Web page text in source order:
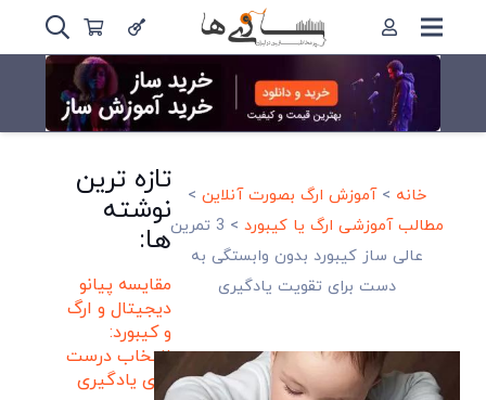
خانه >آموزش ارگ بصورت آنلاین >
مطالب آموزشی ارگ یا کیبورد >
3 تمرین
عالی ساز کیبورد بدون وابستگی به
دست برای تقویت یادگیری
تازه ترین
نوشته
ها:
مقایسه پیانو
دیجیتال و ارگ
و کیبورد:
انتخاب درست
برای یادگیری